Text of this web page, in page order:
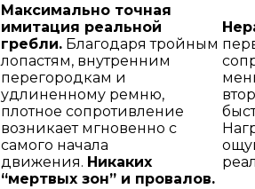
Максимально точная
имитация реальной
гребли. Благодаря тройным
лопастям, внутренним
перегородкам и
удлиненному ремню,
плотное сопротивление
возникает мгновенно с
самого начала
движения. Никаких
“мертвых зон” и провалов.